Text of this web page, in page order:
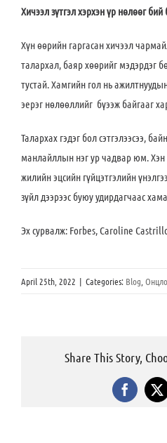
Хичээл зүтгэл хэрхэн үр нөлөөг
Хүн өөрийн гаргасан хичээл
талархал, баяр хөөрийг мэдэрдэг
тустай. Хамгийн гол нь
эерэг нөлөөллийг бүээж байгааг
Талархах гэдэг бол сэтгэлээсээ,
манлайллын нэг ур чадвар юм. Хэн
жилийн эцсийн гүйцэтгэлийн
зүйл дээрээс буюу удирдагчаас
Эх сурвалж: Forbes, Caroline
April 25th, 2022 | Categories: Blog,
Share This Story,
X